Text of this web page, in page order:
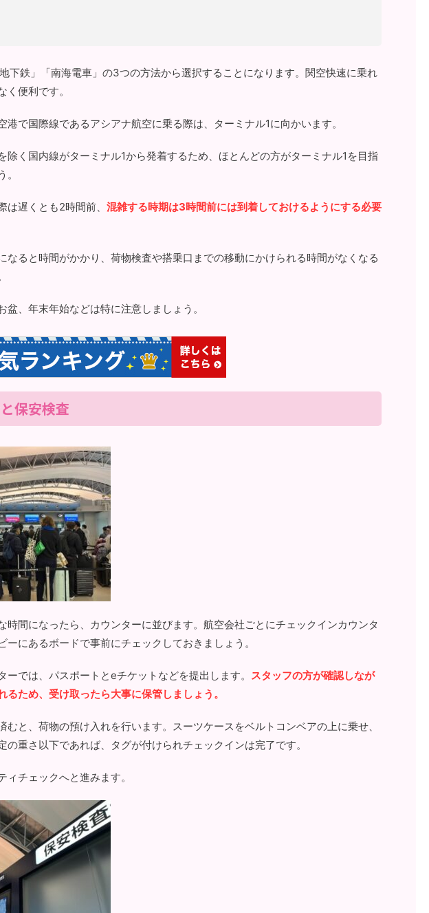
下鉄」「南海電車」の3つの方法から選択することになります。関空快速に乗れ
く便利です。
港で国際線であるアシアナ航空に乗る際は、ターミナル1に向かいます。
除く国内線がターミナル1から発着するため、ほとんどの方がターミナル1を目指
は遅くとも2時間前、 混雑する時期は3時間前には到着しておけるようにする必要
なると時間がかかり、荷物検査や搭乗口までの移動にかけられる時間がなくなる
盆、年末年始などは特に注意しましょう。
保安検査
時間になったら、カウンターに並びます。航空会社ごとにチェックインカウンタ
ーにあるボードで事前にチェックしておきましょう。
ーでは、パスポートとeチケットなどを提出します。 スタッフの方が確認しなが
るため、受け取ったら大事に保管しましょう。
むと、荷物の預け入れを行います。スーツケースをベルトコンベアの上に乗せ、
の重さ以下であれば、タグが付けられチェックインは完了です。
ィチェックへと進みます。